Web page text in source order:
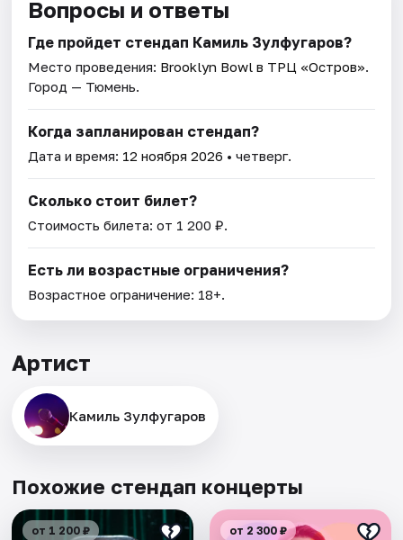
Вопросы и ответы
Где пройдет стендап Камиль Зулфугаров?
Место проведения: Brooklyn Bowl в ТРЦ «Остров».
Город — Тюмень.
Когда запланирован стендап?
Дата и время: 12 ноября 2026 • четверг.
Сколько стоит билет?
Стоимость билета: от 1 200 ₽.
Есть ли возрастные ограничения?
Возрастное ограничение: 18+.
Артист
Камиль Зулфугаров
Похожие стендап концерты
от 1 200 ₽ от 2 300 ₽